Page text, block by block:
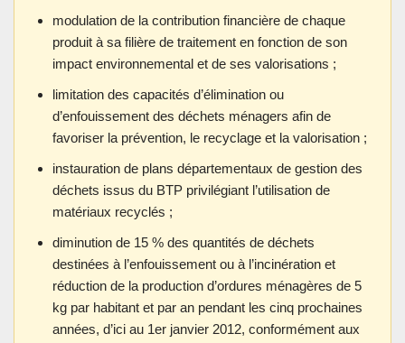
modulation de la contribution financière de chaque
produit à sa filière de traitement en fonction de son
impact environnemental et de ses valorisations ;
limitation des capacités d’élimination ou
d’enfouissement des déchets ménagers afin de
favoriser la prévention, le recyclage et la valorisation ;
instauration de plans départementaux de gestion des
déchets issus du BTP privilégiant l’utilisation de
matériaux recyclés ;
diminution de 15 % des quantités de déchets
destinées à l’enfouissement ou à l’incinération et
réduction de la production d’ordures ménagères de 5
kg par habitant et par an pendant les cinq prochaines
années, d’ici au 1er janvier 2012, conformément aux